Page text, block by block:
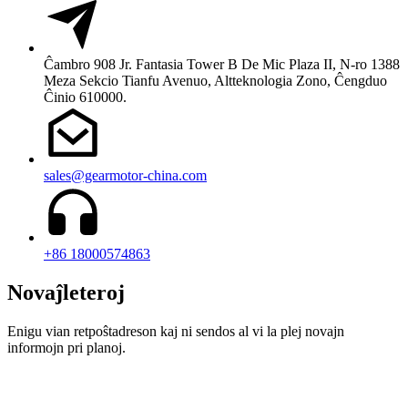
Ĉambro 908 Jr. Fantasia Tower B De Mic Plaza II, N-ro 1388
Meza Sekcio Tianfu Avenuo, Altteknologia Zono, Ĉengduo
Ĉinio 610000.
sales@gearmotor-china.com
+86 18000574863
Novaĵleteroj
Enigu vian retpoŝtadreson kaj ni sendos al vi la plej novajn
informojn pri planoj.